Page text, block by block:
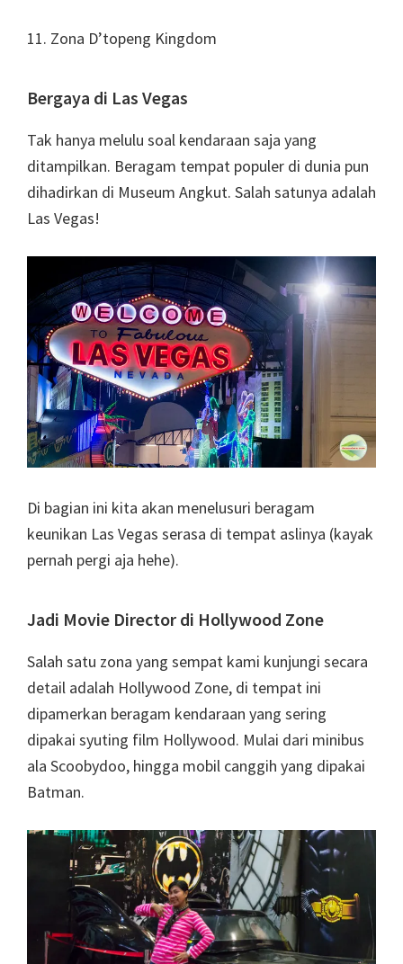
11. Zona D’topeng Kingdom
Bergaya di Las Vegas
Tak hanya melulu soal kendaraan saja yang
ditampilkan. Beragam tempat populer di dunia pun
dihadirkan di Museum Angkut. Salah satunya adalah
Las Vegas!
Di bagian ini kita akan menelusuri beragam
keunikan Las Vegas serasa di tempat aslinya (kayak
pernah pergi aja hehe).
Jadi Movie Director di Hollywood Zone
Salah satu zona yang sempat kami kunjungi secara
detail adalah Hollywood Zone, di tempat ini
dipamerkan beragam kendaraan yang sering
dipakai syuting film Hollywood. Mulai dari minibus
ala Scoobydoo, hingga mobil canggih yang dipakai
Batman.